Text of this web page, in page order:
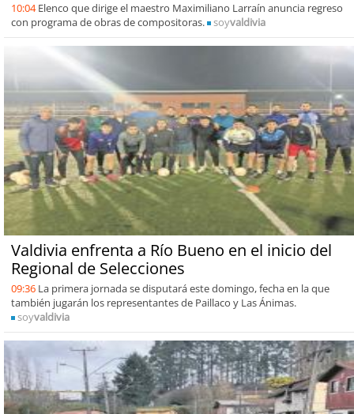
10:04 Elenco que dirige el maestro Maximiliano Larraín anuncia regreso
con programa de obras de compositoras.
soyvaldivia
Valdivia enfrenta a Río Bueno en el inicio del
Regional de Selecciones
09:36 La primera jornada se disputará este domingo, fecha en la que
también jugarán los representantes de Paillaco y Las Ánimas.
soyvaldivia